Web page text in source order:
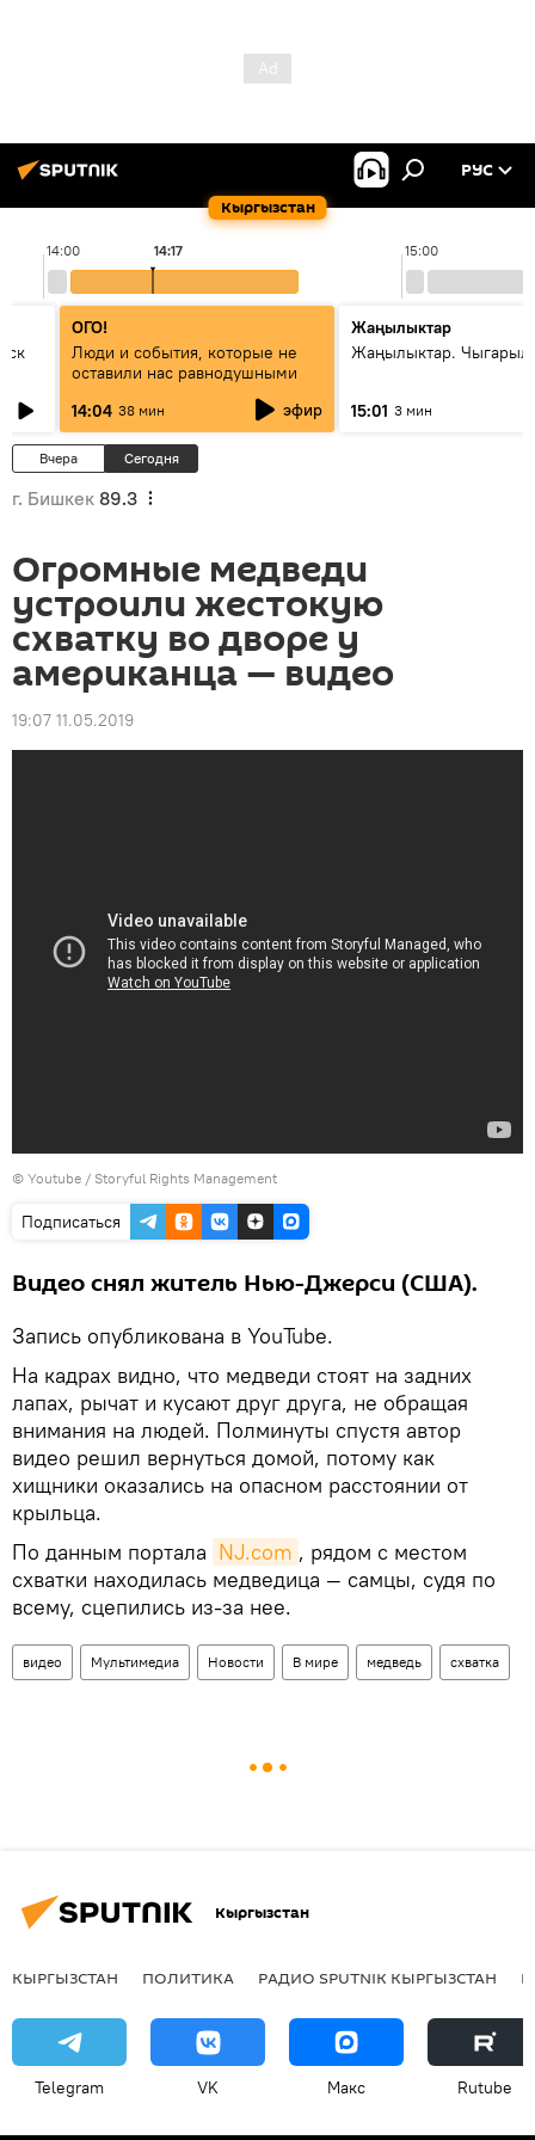
Кыргызстан
РУС
14:00 15:00
14:17
ОГО!
Люди и события, которые не
оставили нас равнодушными
14:04 38 мин эфир
Жаңылыктар
Жаңылыктар.
15:01 3 мин
Вчера Сегодня
г. Бишкек 89.3
Огромные медведи
устроили жестокую
схватку во дворе у
американца — видео
19:07 11.05.2019
© Youtube / Storyful Rights Management
Подписаться
Видео снял житель Нью-Джерси (США).
Запись опубликована в YouTube.
На кадрах видно, что медведи стоят на задних
лапах, рычат и кусают друг друга, не обращая
внимания на людей. Полминуты спустя автор
видео решил вернуться домой, потому как
хищники оказались на опасном расстоянии от
крыльца.
По данным портала NJ.com , рядом с местом
схватки находилась медведица — самцы, судя по
всему, сцепились из-за нее.
видео Мультимедиа Новости В мире медведь схватка
Кыргызстан
КЫРГЫЗСТАН ПОЛИТИКА РАДИО SPUTNIK КЫРГЫЗСТАН
Telegram VK Макс Rutube